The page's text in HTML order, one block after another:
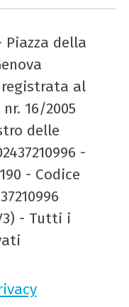
Piazza della
al
16/2005
delle
-
- Codice
- Tutti i